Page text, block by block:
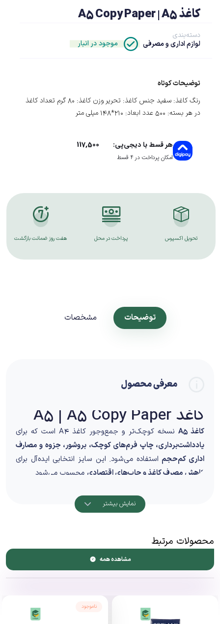
کاغذ A5 Copy Paper | A5
موجود در انبار
دسته‌بندی
لوازم اداری و مصرفی
توضیحات کوتاه
رنگ کاغذ: سفید جنس کاغذ: تحریر وزن کاغذ: 80 گرم تعداد کاغذ
در هر بسته: 500 عدد ابعاد: 210*148 میلی متر
هر قسط با دیجی‌پی: 117,500
امکان پرداخت در 4 قسط
پرداخت در محل هفت روز ضمانت بازگشت ضمانت کالا
توضیحات مشخصات
معرفی محصول
کاغذ A5 | A5 Copy Paper
کاغذ A5
نسخه کوچک‌تر و جمع‌وجور کاغذ A4 است که برای
یادداشت‌برداری، چاپ فرم‌های کوچک، بروشور، جزوه و مصارف
اداری کم‌حجم استفاده می‌شود. این سایز انتخابی ایده‌آل برای
کاهش مصرف کاغذ و چاپ‌های اقتصادی محسوب می‌شود.
طراحی و کیفیت ساخت
ویژگی‌های کیفی:
برش دقیق و منظم
مناسب چاپ یک‌رو و دو‌رو
نمایش بیشتر
محصولات مرتبط
مشاهده همه
ناموجود